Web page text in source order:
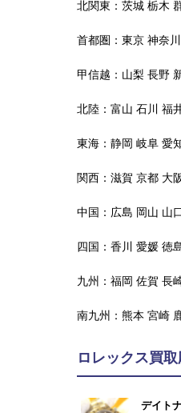
北関東： 茨城 栃木
首都圏： 東京 神奈川
甲信越： 山梨 長野
北陸： 富山 石川 福
東海： 静岡 岐阜 愛
関西： 滋賀 京都 大
中国： 広島 岡山 山
四国： 香川 愛媛 徳
九州： 福岡 佐賀 長
南九州： 熊本 宮崎
ロレックス買
デイト